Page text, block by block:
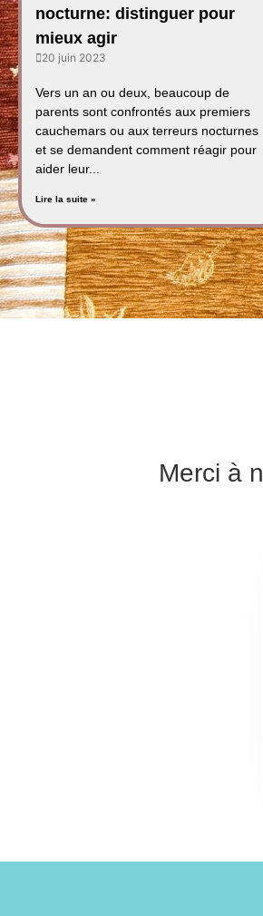
nocturne: distinguer pour
mieux agir
20 juin 2023
Vers un an ou deux, beaucoup de
parents sont confrontés aux premiers
cauchemars ou aux terreurs nocturnes
et se demandent comment réagir pour
aider leur...
Lire la suite »
Merci à